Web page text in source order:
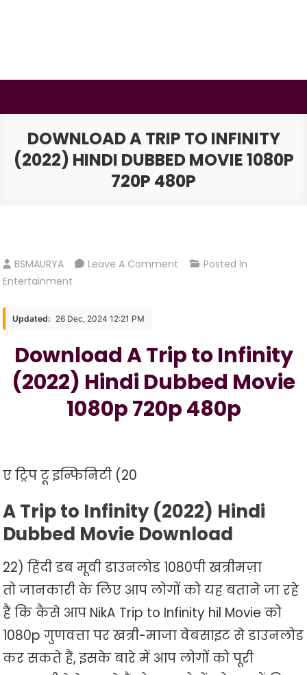
DOWNLOAD A TRIP TO INFINITY
(2022) HINDI DUBBED MOVIE 1080P
720P 480P
BSMAURYA Leave A Comment On
Infinity
(2022)
Hindi
Dubbed
Movie
Posted In
Entertainment
Updated: 26 Dec, 2024 12:21 PM
Download A Trip to Infinity
(2022) Hindi Dubbed Movie
1080p 720p 480p
ए ट्रिप टू इन्फिनिटी (20
A Trip to Infinity (2022) Hindi
Dubbed Movie Download
22) हिंदी डब मूवी डाउनलोड 1080पी खत्रीमज़ा
तो जानकारी के लिए आप लोगों को यह बताने जा रहे
हैं कि कैसे आप NikA Trip to Infinity hil Movie को
1080p गुणवत्ता पर खत्री-माजा वेबसाइट से डाउनलोड
कर सकते हैं, इसके बारे में आप लोगों को पूरी